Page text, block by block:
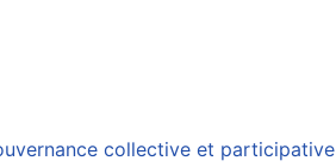
collective et participative